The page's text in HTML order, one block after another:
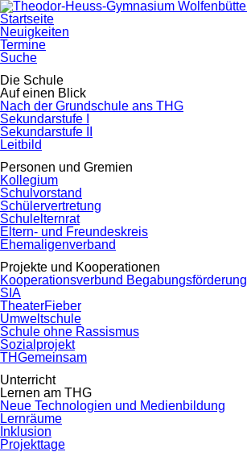
Navigation
überspringen
Startseite
Neuigkeiten
Termine
Suche
Navigation
überspringen
Die Schule
Auf einen Blick
Nach der Grundschule ans THG
Sekundarstufe I
Sekundarstufe II
Leitbild
Personen und Gremien
Kollegium
Schulvorstand
Schülervertretung
Schulelternrat
Eltern- und Freundeskreis
Ehemaligenverband
Projekte und Kooperationen
Kooperationsverbund Begabungsförderung
SIA
TheaterFieber
Umweltschule
Schule ohne Rassismus
Sozialprojekt
THGemeinsam
Unterricht
Lernen am THG
Neue Technologien und Medienbildung
Lernräume
Inklusion
Projekttage